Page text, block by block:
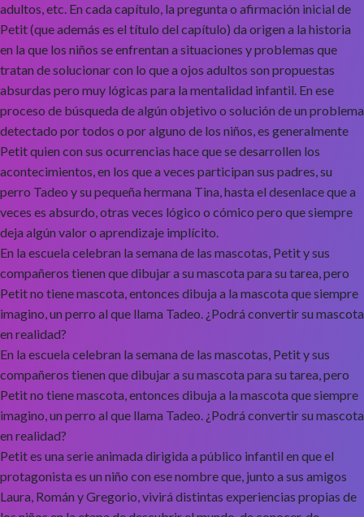
adultos, etc. En cada capítulo, la pregunta o afirmación inicial de
Petit (que además es el título del capítulo) da origen a la historia
en la que los niños se enfrentan a situaciones y problemas que
tratan de solucionar con lo que a ojos adultos son propuestas
absurdas pero muy lógicas para la mentalidad infantil. En ese
proceso de búsqueda de algún objetivo o solución de un problema
detectado por todos o por alguno de los niños, es generalmente
Petit quien con sus ocurrencias hace que se desarrollen los
acontecimientos, en los que a veces participan sus padres, su
perro Tadeo y su pequeña hermana Tina, hasta el desenlace que a
veces es absurdo, otras veces lógico o cómico pero que siempre
deja algún valor o aprendizaje implícito.
En la escuela celebran la semana de las mascotas, Petit y sus
compañeros tienen que dibujar a su mascota para su tarea, pero
Petit no tiene mascota, entonces dibuja a la mascota que siempre
imagino, un perro al que llama Tadeo. ¿Podrá convertir su mascota
en realidad?
En la escuela celebran la semana de las mascotas, Petit y sus
compañeros tienen que dibujar a su mascota para su tarea, pero
Petit no tiene mascota, entonces dibuja a la mascota que siempre
imagino, un perro al que llama Tadeo. ¿Podrá convertir su mascota
en realidad?
Petit es una serie animada dirigida a público infantil en que el
protagonista es un niño con ese nombre que, junto a sus amigos
Laura, Román y Gregorio, vivirá distintas experiencias propias de